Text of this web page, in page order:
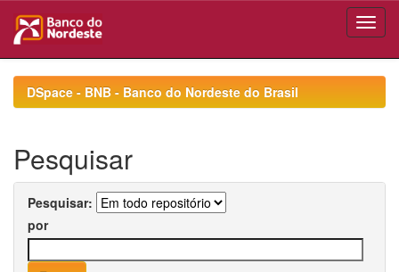
navigationDSpace - BNB - Banco do Nordeste do Brasil
Pesquisar
Pesquisar:
por